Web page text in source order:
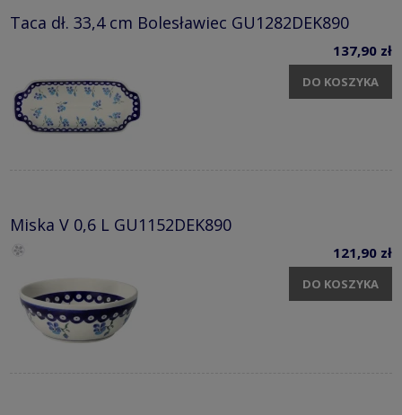
Taca dł. 33,4 cm Bolesławiec GU1282DEK890
137,90 zł
DO KOSZYKA
Miska V 0,6 L GU1152DEK890
121,90 zł
DO KOSZYKA